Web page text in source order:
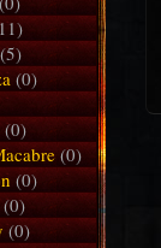
(0)
(0)
(0)
(0)
(0)